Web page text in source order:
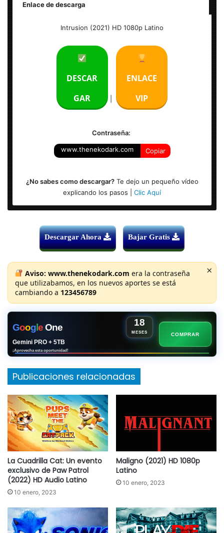
Enlace de descarga
Intrusion (2021) HD 1080p Latino
DESCAR
GAR
ENLACE
VIP
Contraseña:
www.thenekodark.com Copiar
¿No sabes como descargar?Te dejo un pequeño vídeo
explicando los pasos | Clic Aquí
Descargar Ahora Bajar Gratis
Aviso: www.thenekodark.com era la contraseña
que utilizabamos, en los nuevos aportes se está
cambiando a 123456789
×
GoogleOne 18
MESES
Gemini PRO + 5TB
¡Aprovecha esta oportunidad!
COMPRAR
Publicaciones relacionadas
La Cuadrilla Cat: Un evento
exclusivo de Paw Patrol
(2022) HD Audio Latino
10 enero, 2023
Maligno (2021) HD 1080p
Latino
10 enero, 2023